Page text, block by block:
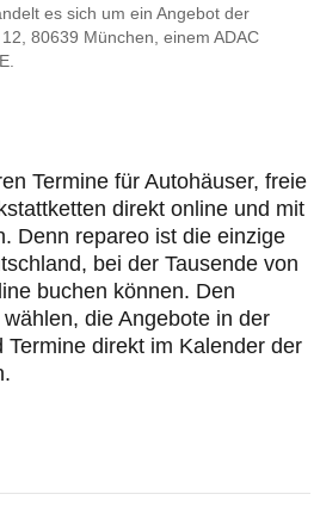
es sich um ein Angebot der
80639 München, einem ADAC
Termine für Autohäuser, freie
direkt online und mit
Denn repareo ist die einzige
bei der Tausende von
buchen können. Den
die Angebote in der
Termine direkt im Kalender der